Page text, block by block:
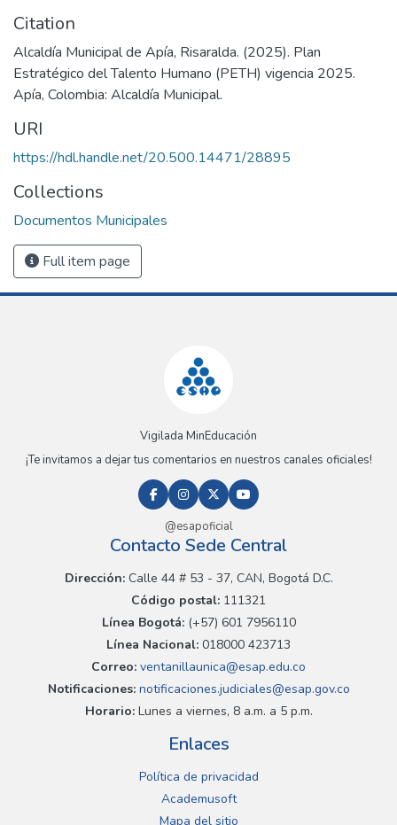
Citation
Alcaldía Municipal de Apía, Risaralda. (2025). Plan
Estratégico del Talento Humano (PETH) vigencia 2025.
Apía, Colombia: Alcaldía Municipal.
URI
https://hdl.handle.net/20.500.14471/28895
Collections
Documentos Municipales
Full item page
Vigilada MinEducación
¡Te invitamos a dejar tus comentarios en nuestros canales oficiales!
@esapoficial
Contacto Sede Central
Dirección:Calle 44 # 53 - 37, CAN, Bogotá D.C.
Código postal: 111321
Línea Bogotá:(+57) 601 7956110
Línea Nacional: 018000 423713
Correo: ventanillaunica@esap.edu.co
Notificaciones:notificaciones.judiciales@esap.gov.co
Horario:Lunes a viernes, 8 a.m. a 5 p.m.
Enlaces
Política de privacidad
Academusoft
Mapa del sitio